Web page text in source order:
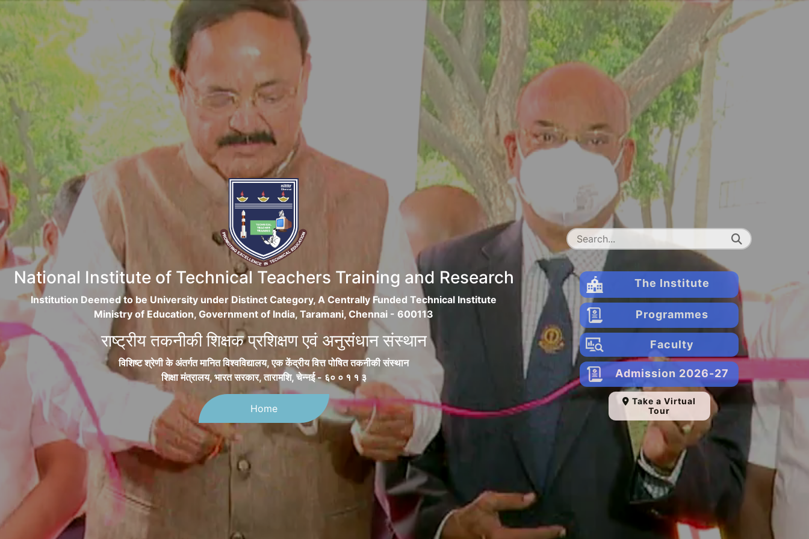
National Institute of Technical Teachers Training and Research
Institution Deemed to be University under Distinct Category, A Centrally Funded Technical Institute
Ministry of Education, Government of India, Taramani, Chennai - 600113
राष्ट्रीय तकनीकी शिक्षक प्रशिक्षण एवं अनुसंधान संस्थान
विशिष्ट श्रेणी के अंतर्गत मानित विश्वविद्यालय, एक केंद्रीय वित्त पोषित तकनीकी संस्थान
शिक्षा मंत्रालय, भारत सरकार, तारामशि, चेन्नई - ६० ० १ १ ३
Home
The Institute
Programmes
Faculty
Admission 2026-27
Take a Virtual
Tour